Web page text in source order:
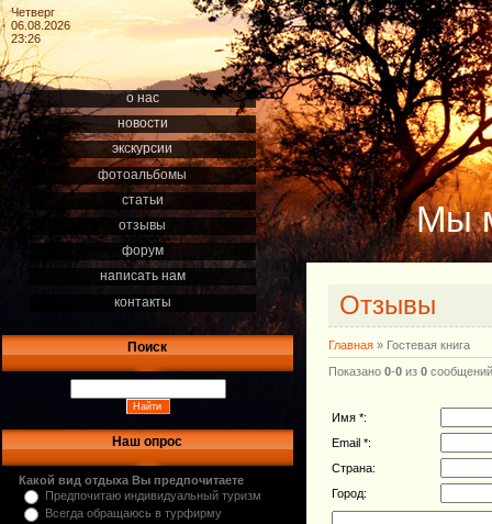
Четверг
06.08.2026
23:26
о нас
новости
экскурсии
фотоальбомы
статьи
отзывы
форум
написать нам
контакты
Поиск
Наш опрос
Какой вид отдыха Вы предпочитаете
Предпочитаю индивидуальный туризм
Всегда обращаюсь в турфирму
Мы
Отзывы
Главная » Гостевая книга
Показано 0-0 из 0 сообщений
Имя *:
Email *:
Страна:
Город: